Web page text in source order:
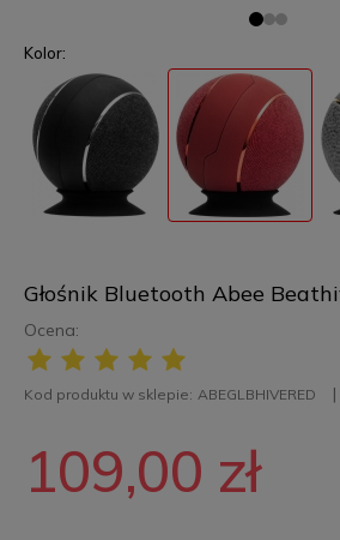
Głośnik Bluetooth Abee
Ocena:
Kod produktu w sklepie: ABEGLBHIVERED
Kolor:
109,00 zł